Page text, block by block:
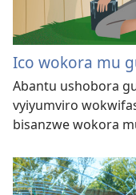
Ico wokora mu
Abantu ushobora
vyiyumviro
bisanzwe wokora